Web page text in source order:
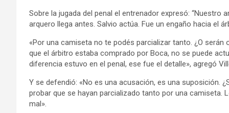
Sobre la jugada del penal el entrenador expresó: “Nuestro
arquero llega antes. Salvio actúa. Fue un engaño hacia el
«Por una camiseta no te podés parcializar tanto. ¿O
que el árbitro estaba comprado por Boca, no se puede
diferencia estuvo en el penal, ese fue el detalle», agregó
Y se defendió: «No es una acusación, es una suposición.
probar que se hayan parcializado tanto por una camiseta.
mal».